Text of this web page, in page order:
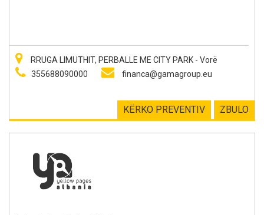
RRUGA LIMUTHIT, PERBALLE ME CITY PARK - Vorë
355688090000
financa@gamagroup.eu
ZBULO
KËRKO PREVENTIV